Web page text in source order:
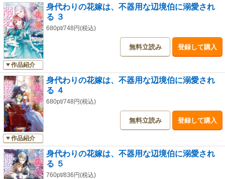
作品紹介
身代わりの花嫁は、不器用な辺境伯に溺愛され
る ３
680pt/748円(税込)
無料立読み 登録して購入
作品紹介
身代わりの花嫁は、不器用な辺境伯に溺愛され
る ４
680pt/748円(税込)
無料立読み 登録して購入
身代わりの花嫁は、不器用な辺境伯に溺愛され
る ５
760pt/836円(税込)